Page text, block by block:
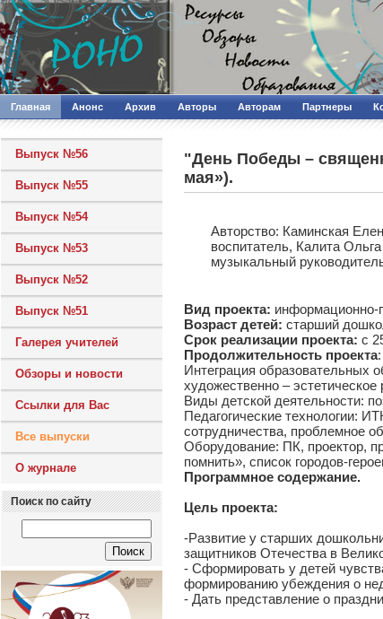
Главная Анонс Архив Авторы Авторам Партнеры
Выпуск №56
Выпуск №55
Выпуск №54
Выпуск №53
Выпуск №52
Выпуск №51
Галерея учителей
Обзоры и новости
Ссылки для Вас
Все выпуски
О журнале
Поиск по сайту
"День Победы –
мая»).
Авторcтво: Каминская
воспитатель, Калита
музыкальный
Вид проекта: информационно-
Возраст детей: старший
Срок реализации проекта: с
Продолжительность проекта
Интеграция образовательных
художественно – эстетическое
Виды детской деятельности:
Педагогические технологии:
сотрудничества, проблемное
Оборудование: ПК, проектор,
помнить», список городов-
Программное содержание.
Цель проекта:
-Развитие у старших
защитников Отечества в
- Сформировать у детей
формированию убеждения о
- Дать представление о